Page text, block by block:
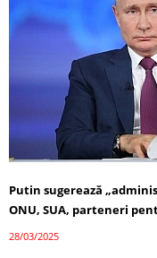
Putin sugerează
ONU, SUA, parteneri
28/03/2025